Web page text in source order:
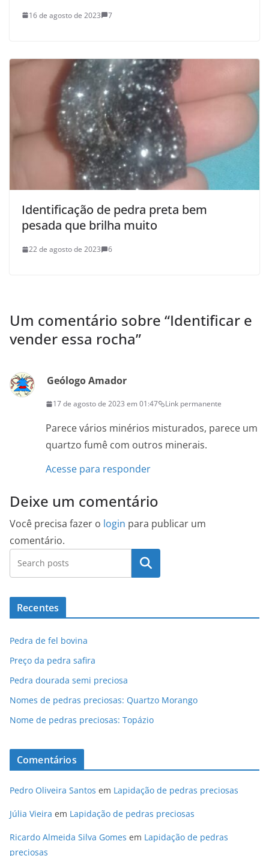
16 de agosto de 2023 7
Identificação de pedra preta bem
pesada que brilha muito
22 de agosto de 2023 6
Um comentário sobre “Identificar e
vender essa rocha”
Geólogo Amador
17 de agosto de 2023 em 01:47 Link permanente
Parece vários minérios misturados, parece um
quartzo fumê com outros minerais.
Acesse para responder
Deixe um comentário
Você precisa fazer o login para publicar um
comentário.
Pesquisar
Recentes
Pedra de fel bovina
Preço da pedra safira
Pedra dourada semi preciosa
Nomes de pedras preciosas: Quartzo Morango
Nome de pedras preciosas: Topázio
Comentários
Pedro Oliveira Santos em Lapidação de pedras preciosas
Júlia Vieira em Lapidação de pedras preciosas
Ricardo Almeida Silva Gomes em Lapidação de pedras
preciosas